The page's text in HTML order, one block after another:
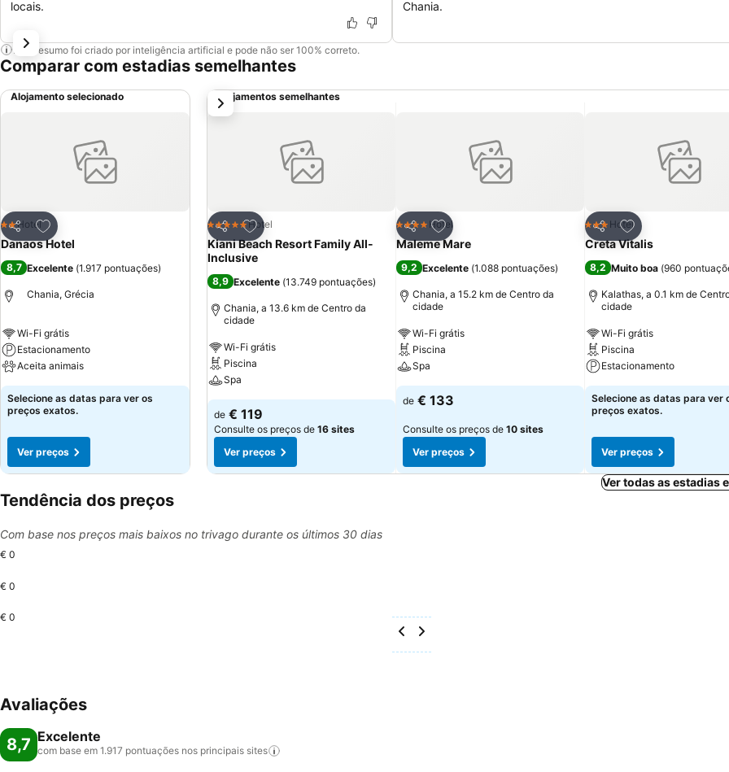
locais.
Chania.
Este resumo foi criado por inteligência artificial e pode não ser 100% correto.
Comparar com estadias semelhantes
Alojamento selecionado
Partilhar
Adicionar aos favoritos
2 Estrelas
Hotel
Danaos Hotel
8,7 Excelente (1.917 pontuações)
Chania, Grécia
Wi-Fi grátis
Estacionamento
Aceita animais
Selecione as datas para ver os
preços exatos.
Ver preços
Alojamentos semelhantes
Partilhar
Adicionar aos favoritos
5 EstrelasHotel
Kiani Beach Resort Family All-
Inclusive
8,9 Excelente (13.749 pontuações)
Chania, a 13.6 km de Centro da
cidade
Wi-Fi grátis
Piscina
Spa
de € 119
Consulte os preços de 16 sites
Ver preços
Partilhar
Adicionar aos favoritos
4 EstrelasHotel
Maleme Mare
9,2 Excelente (1.088 pontuações)
Chania, a 15.2 km de Centro da
cidade
Wi-Fi grátis
Piscina
Spa
de € 133
Consulte os preços de 10 sites
Ver preços
Partilhar
Adicionar aos
3 Estrelas
Hotel
Creta Vitalis
8,2 Muito boa (960
Kalathas, a 0.1 km de
cidade
Wi-Fi grátis
Piscina
Estacionamento
Selecione as datas para ver
preços exatos.
Ver preços
próximo
Ver todas as estadias
Tendência dos preços
Com base nos preços mais baixos no trivago durante os últimos 30 dias
€ 0
€ 0
€ 0
Avaliações
8,7 Excelente
com base em 1.917 pontuações nos principais sites